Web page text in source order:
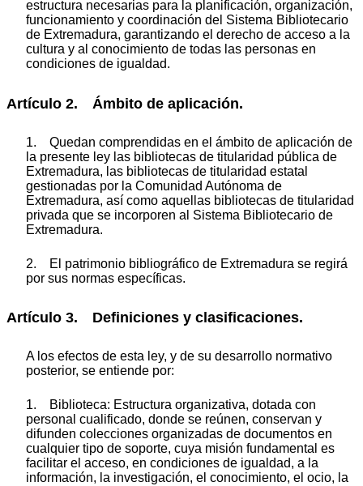
estructura necesarias para la planificación, organización,
funcionamiento y coordinación del Sistema Bibliotecario
de Extremadura, garantizando el derecho de acceso a la
cultura y al conocimiento de todas las personas en
condiciones de igualdad.
Artículo 2. Ámbito de aplicación.
1. Quedan comprendidas en el ámbito de aplicación de
la presente ley las bibliotecas de titularidad pública de
Extremadura, las bibliotecas de titularidad estatal
gestionadas por la Comunidad Autónoma de
Extremadura, así como aquellas bibliotecas de titularidad
privada que se incorporen al Sistema Bibliotecario de
Extremadura.
2. El patrimonio bibliográfico de Extremadura se regirá
por sus normas específicas.
Artículo 3. Definiciones y clasificaciones.
A los efectos de esta ley, y de su desarrollo normativo
posterior, se entiende por:
1. Biblioteca: Estructura organizativa, dotada con
personal cualificado, donde se reúnen, conservan y
difunden colecciones organizadas de documentos en
cualquier tipo de soporte, cuya misión fundamental es
facilitar el acceso, en condiciones de igualdad, a la
información, la investigación, el conocimiento, el ocio, la